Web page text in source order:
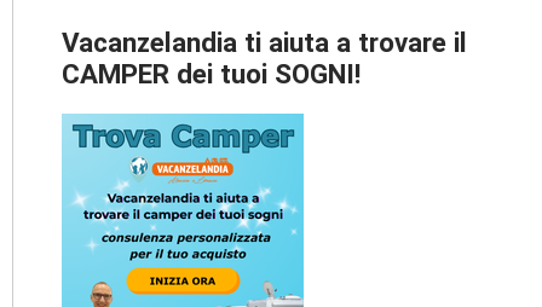
Vacanzelandia ti aiuta a trovare il
CAMPER dei tuoi SOGNI!